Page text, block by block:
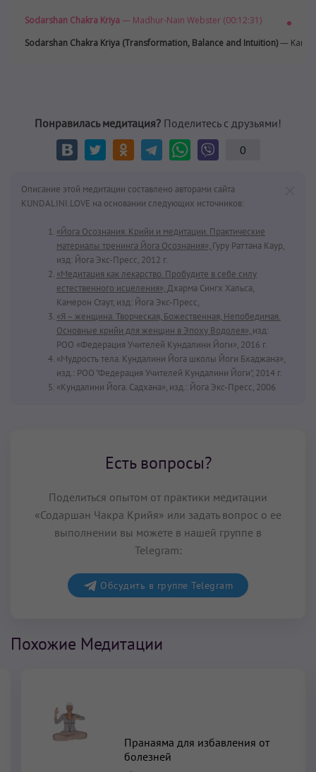
Sodarshan Chakra Kriya— Madhur-Nain Webster (00:12:31)
Sodarshan Chakra Kriya (Transformation, Balance and Intuition)— Karina
Понравилась медитация? Поделитесь с друзьями!
0
Описание этой медитации составлено авторами сайта
KUNDALINI.LOVE на основании следующих источников:
«Йога Осознания. Крийи и медитации. Практические
материалы тренинга Йога Осознания», Гуру Раттана Каур,
изд: Йога Экс-Пресс, 2012 г.
«Медитация как лекарство. Пробудите в себе силу
естественного исцеления»,Дхарма Сингх Хальса,
Камерон Стаут, изд: Йога Экс-Пресс,
«Я – женщина. Творческая, Божественная, Непобедимая.
Основные крийи для женщин в Эпоху Водолея», изд:
РОО «Федерация Учителей Кундалини Йоги», 2016 г.
«Мудрость тела. Кундалини Йога школы Йоги Бхаджана»,
изд.: РОО "Федерация Учителей Кундалини Йоги", 2014 г.
«Кундалини Йога. Садхана», изд.: Йога Экс-Пресс, 2006
Есть вопросы?
Поделиться опытом от практики медитации
«Содаршан Чакра Крийя» или задать вопрос о ее
выполнении вы можете в нашей группе в
Telegram:
Обсудить в группе Telegram
Похожие Медитации
Пранаяма для избавления от
болезней